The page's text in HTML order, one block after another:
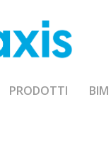
PRODOTTI BIM